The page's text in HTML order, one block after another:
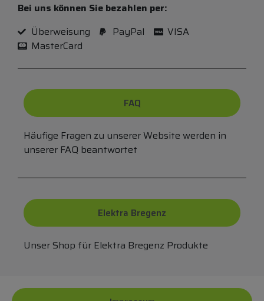
Bei uns können Sie bezahlen per:
Überweisung
PayPal
VISA
MasterCard
FAQ
Häufige Fragen zu unserer Website werden in
unserer FAQ beantwortet
Elektra Bregenz
Unser Shop für Elektra Bregenz Produkte